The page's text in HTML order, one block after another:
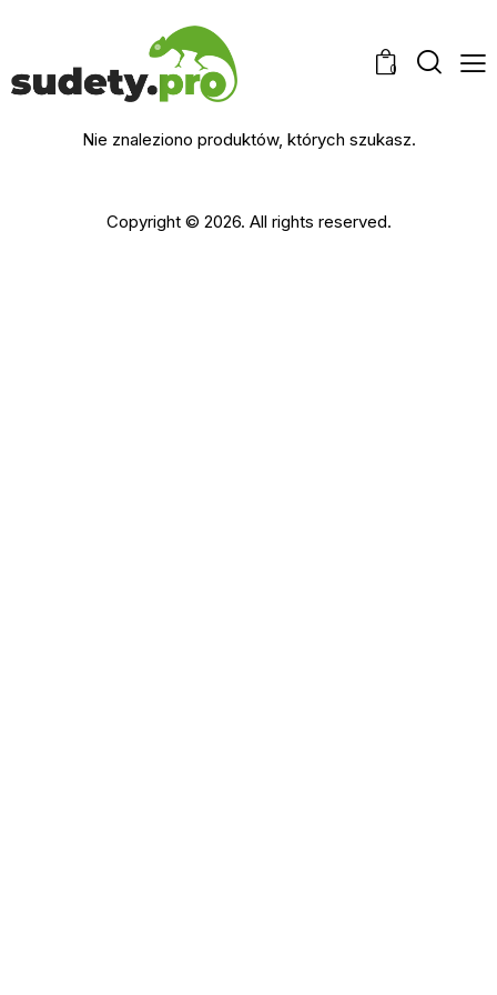
0
Nie znaleziono produktów, których szukasz.
Copyright © 2026. All rights reserved.